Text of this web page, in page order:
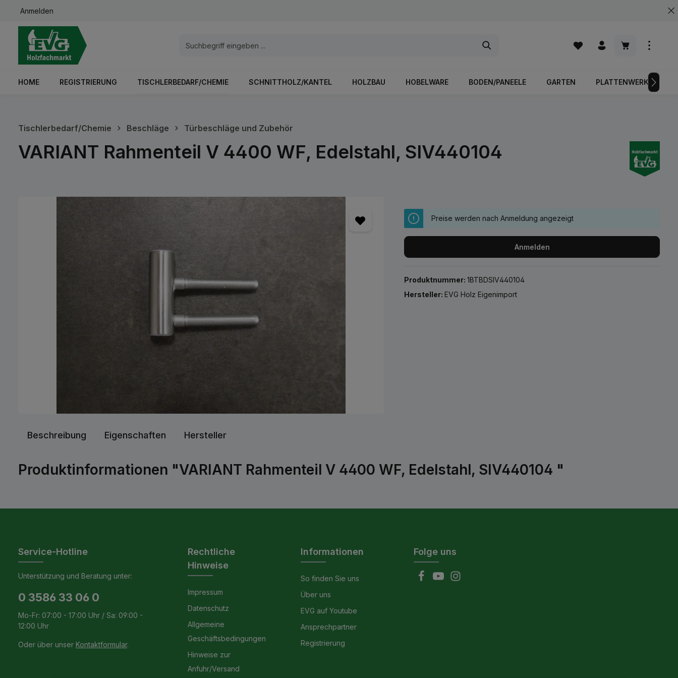
Zur Hauptnavigation springen
Anmelden
Warenkorb
HOME REGISTRIERUNG TISCHLERBEDARF/CHEMIE SCHNITTHOLZ/KANTEL HOLZBAU HOBELWARE BODEN/PANEELE GARTEN PLATTENWERKSTOFFE
Tischlerbedarf/Chemie Beschläge Türbeschläge und Zubehör
VARIANT Rahmenteil V 4400 WF, Edelstahl, SIV440104
Preise werden nach Anmeldung angezeigt
Anmelden
Produktnummer:1BTBDSIV440104
Hersteller:EVG Holz Eigenimport
Beschreibung Eigenschaften Hersteller
Produktinformationen "VARIANT Rahmenteil V 4400 WF, Edelstahl, SIV440104 "
Service-Hotline
Unterstützung und Beratung unter:
0 3586 33 06 0
Mo-Fr: 07:00 - 17:00 Uhr / Sa: 09:00 -
12:00 Uhr
Oder über unser Kontaktformular.
Rechtliche
Hinweise
Impressum
Datenschutz
Allgemeine
Geschäftsbedingungen
Hinweise zur
Anfuhr/Versand
Informationen
So finden Sie uns
Über uns
EVG auf Youtube
Ansprechpartner
Registrierung
Folge uns